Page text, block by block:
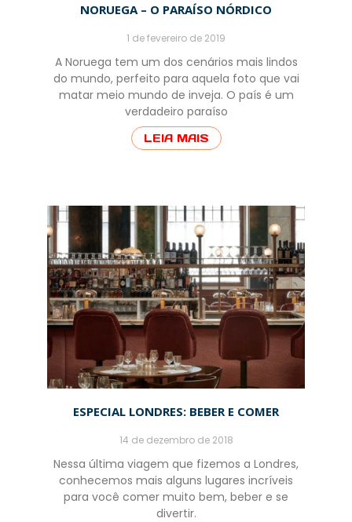
NORUEGA – O PARAÍSO NÓRDICO
1 de fevereiro de 2019
A Noruega tem um dos cenários mais lindos
do mundo, perfeito para aquela foto que vai
matar meio mundo de inveja. O país é um
verdadeiro paraíso
LEIA MAIS
ESPECIAL LONDRES: BEBER E COMER
14 de dezembro de 2018
Nessa última viagem que fizemos a Londres,
conhecemos mais alguns lugares incríveis
para você comer muito bem, beber e se
divertir.